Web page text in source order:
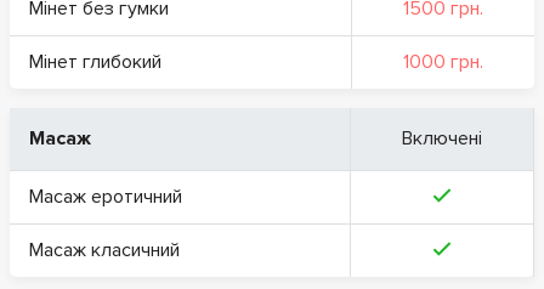
Мінет без гумки 1500 грн.
Мінет глибокий 1000 грн.
Масаж Включені
Масаж еротичний
Масаж класичний